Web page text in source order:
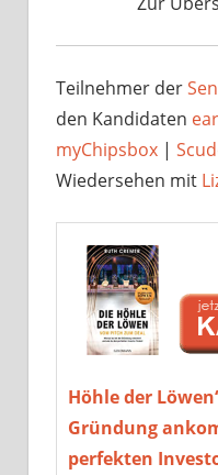
Teilnehmer der
den Kandidaten
myChipsbox |
Wiedersehen mit
Höhle der
Gründung
perfekten